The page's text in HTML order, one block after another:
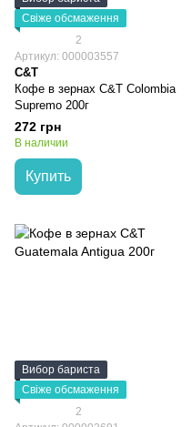
Свіже обсмаження
2
Артикул: 000003557
C&T
Кофе в зернах C&T Colombia
Supremo 200г
272 грн
В наличии
Купить
Вибор бариста
Свіже обсмаження
2